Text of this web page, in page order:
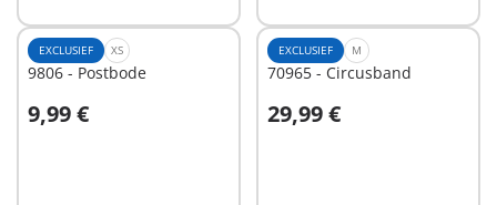
EXCLUSIEF XS
9806 - Postbode
9,99 €
In winkelwagen
EXCLUSIEF M
70965 - Circusband
29,99 €
In winkelwagen